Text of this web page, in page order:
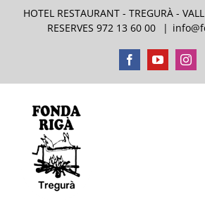
HOTEL RESTAURANT - TREGURÀ -
RESERVES 972 13 60 00
|
FacebookYouTube